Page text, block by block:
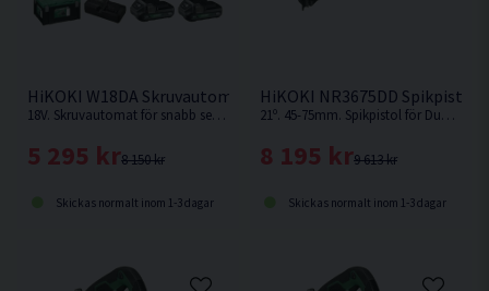
HiKOKI W18DA Skruvautomat 18V (2x2,0Ah)
18V. Skruvautomat för snabb serieskruvning från HiKOKI.
8 150 kr
5 295 kr
Skickas normalt inom 1-3 dagar
HiKOKI NR3675DD Spikpistol
21º. 45-75mm. Spikpistol för Duplexbandade blanka dubbelhuvudspikar för formsättning, tillfällig infästning etc. Levereras utan batteri och laddare.
9 613 kr
8 195 kr
Skickas normalt inom 1-3 dagar